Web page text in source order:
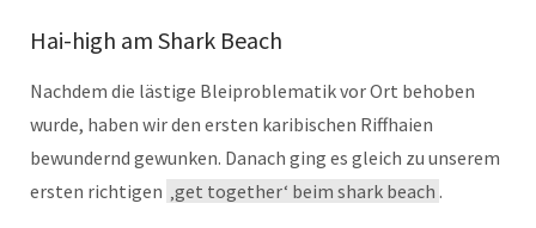
Hai-high am Shark Beach
Nachdem die lästige Bleiproblematik vor Ort behoben
wurde, haben wir den ersten karibischen Riffhaien
bewundernd gewunken. Danach ging es gleich zu unserem
ersten richtigen ‚get together‘ beim shark beach .